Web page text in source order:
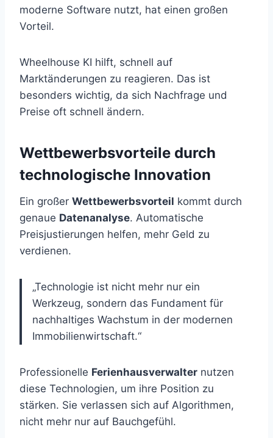
moderne Software nutzt, hat einen großen
Vorteil.
Wheelhouse KI hilft, schnell auf
Marktänderungen zu reagieren. Das ist
besonders wichtig, da sich Nachfrage und
Preise oft schnell ändern.
Wettbewerbsvorteile durch
technologische Innovation
Ein großer Wettbewerbsvorteil kommt durch
genaue Datenanalyse. Automatische
Preisjustierungen helfen, mehr Geld zu
verdienen.
„Technologie ist nicht mehr nur ein
Werkzeug, sondern das Fundament für
nachhaltiges Wachstum in der modernen
Immobilienwirtschaft.“
Professionelle Ferienhausverwalter nutzen
diese Technologien, um ihre Position zu
stärken. Sie verlassen sich auf Algorithmen,
nicht mehr nur auf Bauchgefühl.